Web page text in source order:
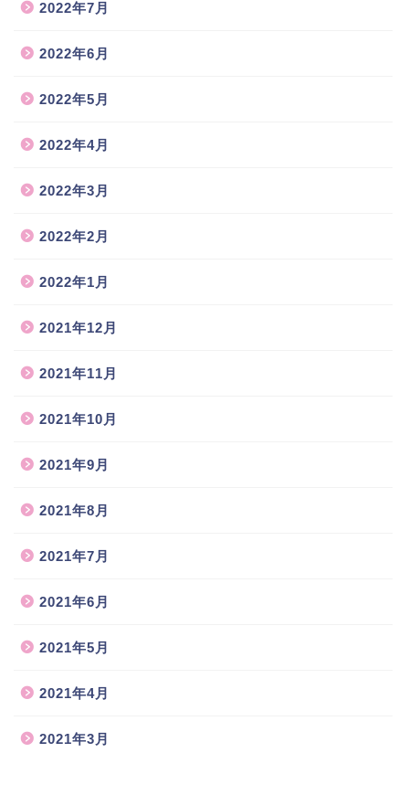
2022年7月
2022年6月
2022年5月
2022年4月
2022年3月
2022年2月
2022年1月
2021年12月
2021年11月
2021年10月
2021年9月
2021年8月
2021年7月
2021年6月
2021年5月
2021年4月
2021年3月